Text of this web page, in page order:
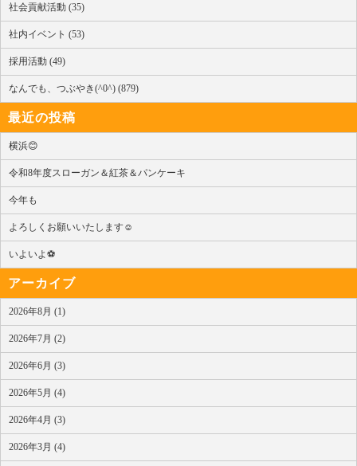
社会貢献活動 (35)
社内イベント (53)
採用活動 (49)
なんでも、つぶやき(^0^) (879)
最近の投稿
横浜😊
令和8年度スローガン＆紅茶＆パンケーキ
今年も
よろしくお願いいたします☺
いよいよ⚽
アーカイブ
2026年8月 (1)
2026年7月 (2)
2026年6月 (3)
2026年5月 (4)
2026年4月 (3)
2026年3月 (4)